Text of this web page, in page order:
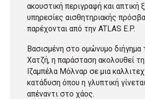
ακουστική περιγραφή και απτική
υπηρεσίες αισθητηριακής
παρέχονται από την ATLAS E.P.
Βασισμένη στο ομώνυμο διήγημα
Χατζή, η παράσταση ακολουθεί
Ιζαμπέλα Μόλναρ σε μια
κατάδυση όπου η γλυπτική
απέναντι στο χάος.